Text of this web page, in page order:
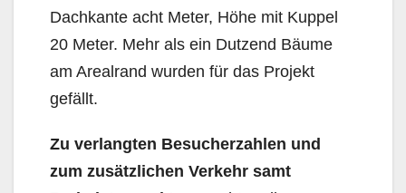
Dachkante acht Meter, Höhe mit Kuppel
20 Meter. Mehr als ein Dutzend Bäume
am Arealrand wurden für das Projekt
gefällt.
Zu verlangten Besucherzahlen und
zum zusätzlichen Verkehr samt